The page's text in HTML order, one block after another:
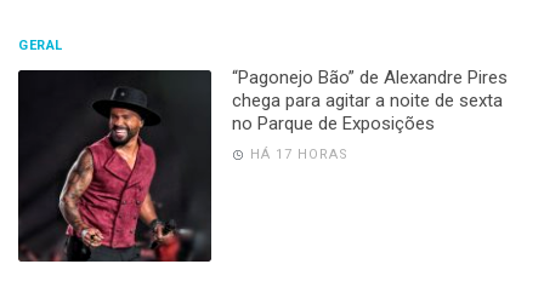
GERAL
“Pagonejo Bão” de Alexandre Pires
chega para agitar a noite de sexta
no Parque de Exposições
HÁ 17 HORAS